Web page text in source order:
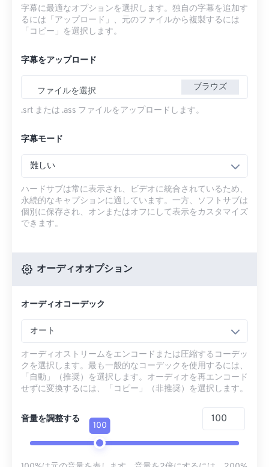
字幕に最適なオプションを選択します。独自の字幕を追加す
るには「アップロード」、元のファイルから複製するには
「コピー」を選択します。
字幕をアップロード
ファイルを選択 ブラウズ
.srt または .ass ファイルをアップロードします。
字幕モード
難しい
ハードサブは常に表示され、ビデオに統合されているため、
永続的なキャプションに適しています。一方、ソフトサブは
個別に保存され、オンまたはオフにして表示をカスタマイズ
できます。
オーディオオプション
オーディオコーデック
オート
オーディオストリームをエンコードまたは圧縮するコーデッ
クを選択します。最も一般的なコーデックを使用するには、
「自動」（推奨）を選択します。オーディオを再エンコード
せずに変換するには、「コピー」（非推奨）を選択します。
音量を調整する
100